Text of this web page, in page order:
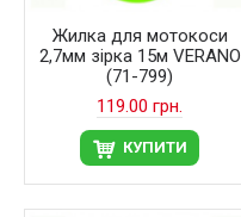
Жилка для мотокоси
2,7мм зірка 15м VERANO
(71-799)
119.00 грн.
КУПИТИ